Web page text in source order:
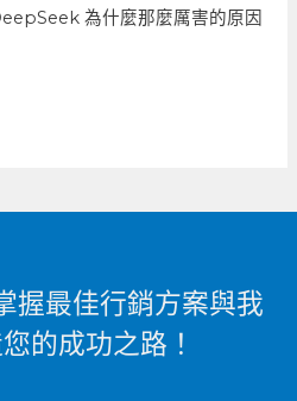
為什麼那麼厲害的原因
握最佳行銷方案與我
的成功之路！